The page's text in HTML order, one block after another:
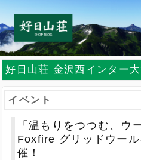
好日山荘 金沢西インター
イベント
「温もりをつつむ、ウ
Foxfire グリッドウー
催！